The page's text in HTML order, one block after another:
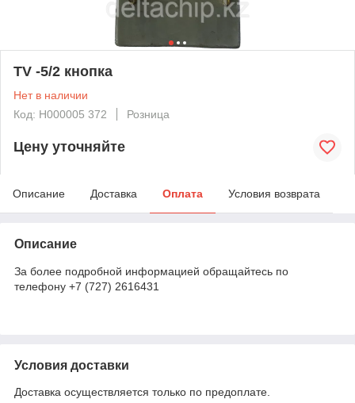
TV -5/2 кнопка
Нет в наличии
Код: Н000005 372
Розница
Цену уточняйте
Описание Доставка Оплата Условия возврата
Описание
За более подробной информацией обращайтесь по
телефону +7 (727) 2616431
Условия доставки
Доставка осуществляется только по предоплате.